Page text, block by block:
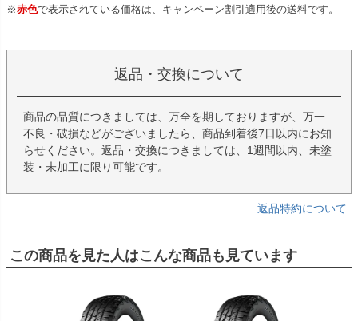
※赤色で表示されている価格は、キャンペーン割引適用後の送料です。
返品・交換について
商品の品質につきましては、万全を期しておりますが、万一
不良・破損などがございましたら、商品到着後7日以内にお知
らせください。返品・交換につきましては、1週間以内、未塗
装・未加工に限り可能です。
返品特約について
この商品を見た人はこんな商品も見ています